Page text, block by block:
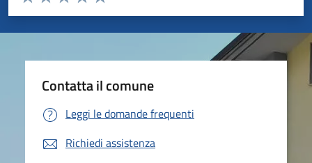
Valuta 5 stelle su 5
Valuta 4 stelle su 5
Valuta 3 stelle su 5
Valuta 2 stelle su 5
Valuta 1 stelle su 5
Contatta il comune
Leggi le domande frequenti
Richiedi assistenza